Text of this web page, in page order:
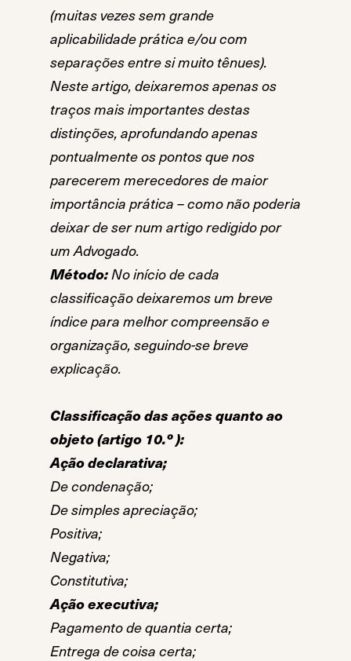
(muitas vezes sem grande
aplicabilidade prática e/ou com
separações entre si muito tênues).
Neste artigo, deixaremos apenas os
traços mais importantes destas
distinções, aprofundando apenas
pontualmente os pontos que nos
parecerem merecedores de maior
importância prática – como não poderia
deixar de ser num artigo redigido por
um Advogado.
Método:No início de cada
classificação deixaremos um breve
índice para melhor compreensão e
organização, seguindo-se breve
explicação.
Classificação das ações quanto ao
objeto (artigo 10.º ):
Ação declarativa;
De condenação;
De simples apreciação;
Positiva;
Negativa;
Constitutiva;
Ação executiva;
Pagamento de quantia certa;
Entrega de coisa certa;